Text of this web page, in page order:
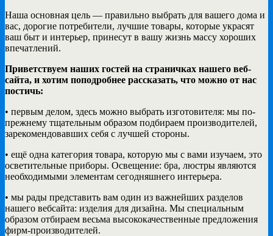
Наша основная цель — правильно выбрать для вашего дома и
вас, дорогие потребители, лучшие товары, которые украсят
ваш быт и интерьер, принесут в вашу жизнь массу хороших
впечатлений.
Приветствуем наших гостей на страничках нашего веб-
сайта, и хотим поподробнее рассказать, что можно от нас
постичь:
• первым делом, здесь можно выбрать изготовителя: мы по-
прежнему тщательным образом подбираем производителей,
зарекомендовавших себя с лучшей стороны.
• ещё одна категория товара, которую мы с вами изучаем, это
осветительные приборы. Освещение: бра, люстры являются
необходимыми элементам сегодняшнего интерьера.
• мы рады представить вам один из важнейших разделов
нашего вебсайта: изделия для дизайна. Мы специальным
образом отбираем весьма высококачественные предложения
фирм-производителей.